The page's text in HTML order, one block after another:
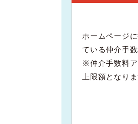
ホームページ
ている仲介手
※仲介手数料
上限額となりま